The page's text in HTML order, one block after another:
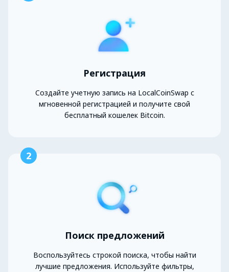
Регистрация
Создайте учетную запись на LocalCoinSwap с
мгновенной регистрацией и получите свой
бесплатный кошелек Bitcoin.
2
Поиск предложений
Воспользуйтесь строкой поиска, чтобы найти
лучшие предложения. Используйте фильтры,